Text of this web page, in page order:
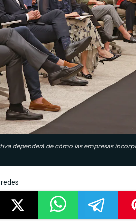
dependerá de cómo las empresas